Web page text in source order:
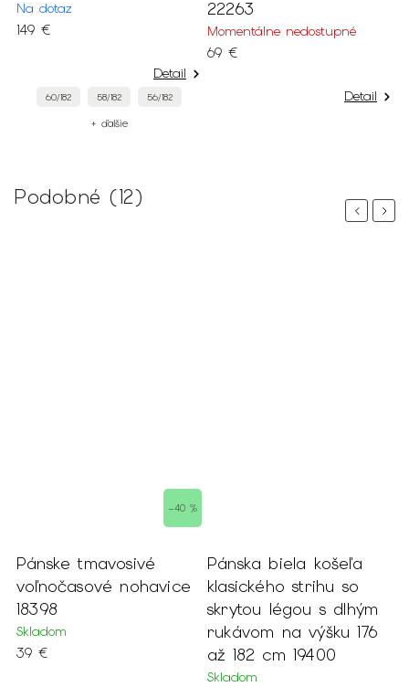
Na dotaz
149 €
Detail
60/182 58/182 56/182
+ ďalšie
22263
Momentálne nedostupné
69 €
Detail
Podobné (12)
Previous
–40 %
Pánske tmavosivé
voľnočasové nohavice
18398
Skladom
39 €
Pánska biela košeľa
klasického strihu so
skrytou légou s dlhým
rukávom na výšku 176
až 182 cm 19400
Skladom
Next